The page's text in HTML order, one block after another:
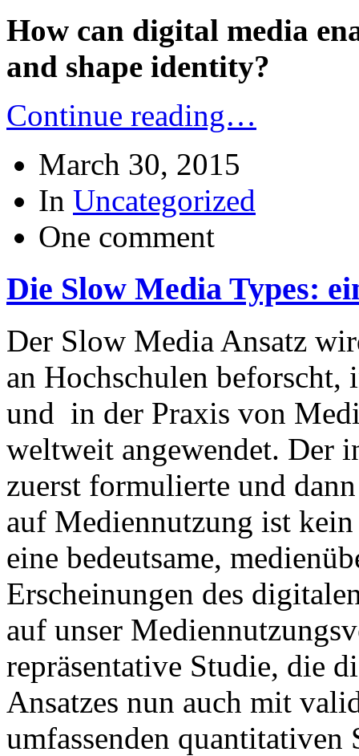
How can digital media
and shape identity?
Continue reading…
March 30, 2015
In Uncategorized
One comment
Die Slow Media Types:
Der Slow Media Ansatz
an Hochschulen
und in der Praxis von
weltweit angewendet. Der
zuerst formulierte und
auf Mediennutzung ist
eine bedeutsame,
Erscheinungen des
auf unser
repräsentative Studie, die
Ansatzes nun auch mit
umfassenden quantitativen